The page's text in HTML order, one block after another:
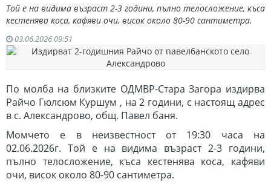
Той е на видима възраст 2-3 години, пълно телосложение, къса
кестенява коса, кафяви очи, висок около 80-90 сантиметра.
03.06.2026 09:51
По молба на близките ОДМВР-Стара Загора издирва
Райчо Гюлсюм Куршум , на 2 години, с настоящ адрес
в с. Александрово, общ. Павел баня.
Момчето е в неизвестност от 19:30 часа на
02.06.2026г. Той е на видима възраст 2-3 години,
пълно телосложение, къса кестенява коса, кафяви
очи, висок около 80-90 сантиметра.